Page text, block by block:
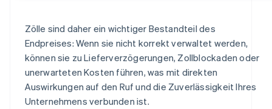
Zölle sind daher ein wichtiger Bestandteil des
Endpreises: Wenn sie nicht korrekt verwaltet werden,
können sie zu Lieferverzögerungen, Zollblockaden oder
unerwarteten Kosten führen, was mit direkten
Auswirkungen auf den Ruf und die Zuverlässigkeit Ihres
Unternehmens verbunden ist.